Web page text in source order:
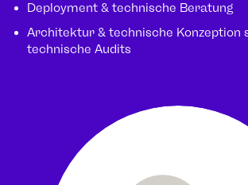
Deployment & technische Beratung
Architektur & technische Konzeption
technische Audits